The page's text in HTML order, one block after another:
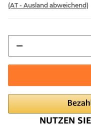
(AT - Ausland abweichend)